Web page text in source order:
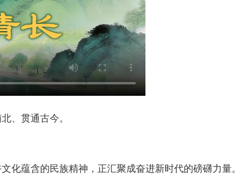
、贯通古今。
蕴含的民族精神，正汇聚成奋进新时代的磅礴力量。